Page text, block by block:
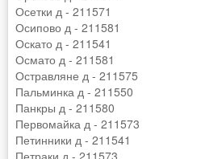
Осетки д - 211571
Осипово д - 211581
Оскато д - 211541
Осмато д - 211581
Остравляне д - 211575
Пальминка д - 211550
Панкры д - 211580
Первомайка д - 211573
Петинники д - 211541
Петраки д - 211573